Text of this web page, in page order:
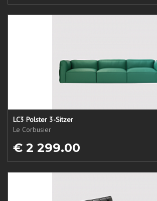
LC3 Polster 3-Sitzer
Le Corbusier
€ 2 299.00